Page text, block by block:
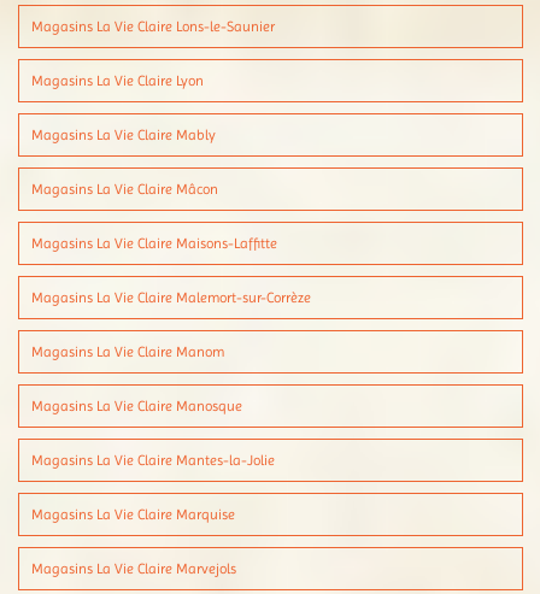
Magasins La Vie Claire Lons-le-Saunier
Magasins La Vie Claire Lyon
Magasins La Vie Claire Mably
Magasins La Vie Claire Mâcon
Magasins La Vie Claire Maisons-Laffitte
Magasins La Vie Claire Malemort-sur-Corrèze
Magasins La Vie Claire Manom
Magasins La Vie Claire Manosque
Magasins La Vie Claire Mantes-la-Jolie
Magasins La Vie Claire Marquise
Magasins La Vie Claire Marvejols